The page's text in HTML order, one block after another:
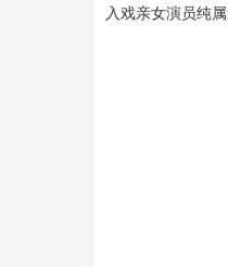
入戏亲女演员纯